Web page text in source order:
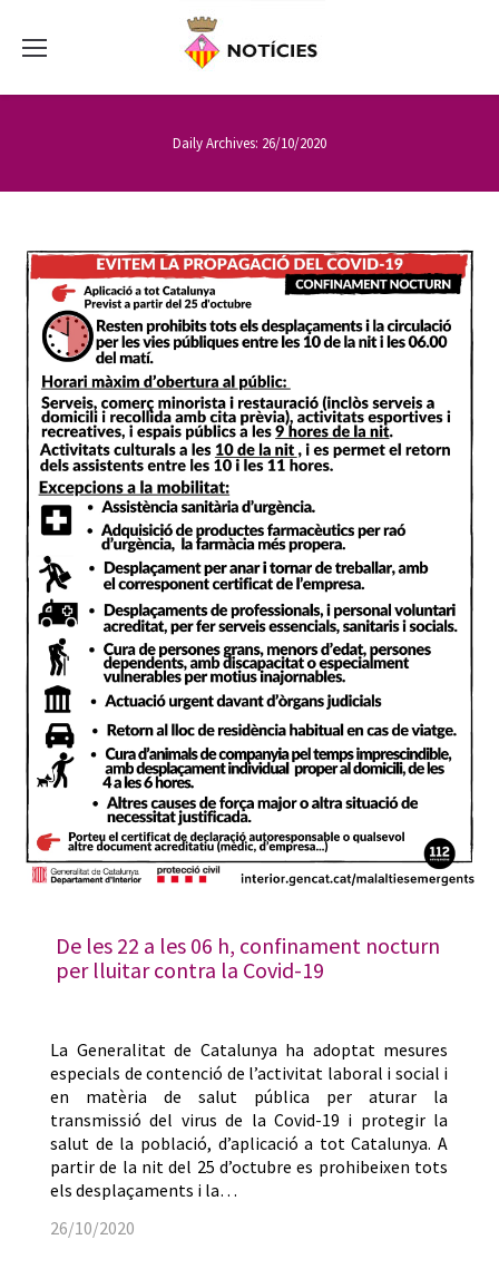
Daily Archives: 26/10/2020
De les 22 a les 06 h, confinament nocturn
per lluitar contra la Covid-19
La Generalitat de Catalunya ha adoptat mesures
especials de contenció de l’activitat laboral i social i
en matèria de salut pública per aturar la
transmissió del virus de la Covid-19 i protegir la
salut de la població, d’aplicació a tot Catalunya. A
partir de la nit del 25 d’octubre es prohibeixen tots
els desplaçaments i la…
26/10/2020